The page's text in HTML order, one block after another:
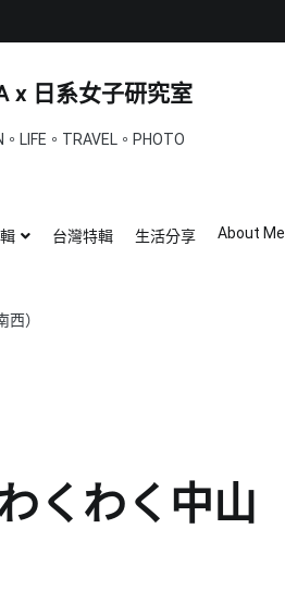
x 日系女子研究室
。LIFE。TRAVEL。PHOTO
台灣特輯 生活分享 About Me
）
くわく中山